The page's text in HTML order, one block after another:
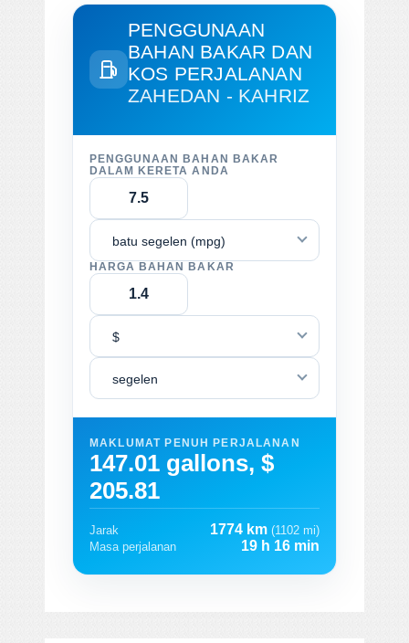
PENGGUNAAN
BAHAN BAKAR DAN
KOS PERJALANAN
ZAHEDAN - KAHRIZ
PENGGUNAAN BAHAN BAKAR
DALAM KERETA ANDA
batu segelen (mpg)
HARGA BAHAN BAKAR
$
segelen
MAKLUMAT PENUH PERJALANAN
147.01 gallons, $
205.81
Jarak 1774 km (1102 mi)
Masa perjalanan
19 h 16 min